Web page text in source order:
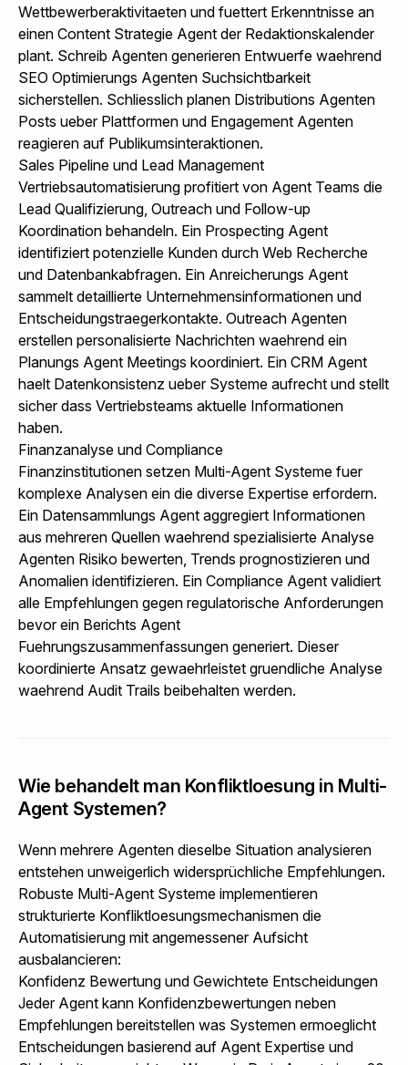
Wettbewerberaktivitaeten und fuettert Erkenntnisse an
einen Content Strategie Agent der Redaktionskalender
plant. Schreib Agenten generieren Entwuerfe waehrend
SEO Optimierungs Agenten Suchsichtbarkeit
sicherstellen. Schliesslich planen Distributions Agenten
Posts ueber Plattformen und Engagement Agenten
reagieren auf Publikumsinteraktionen.
Sales Pipeline und Lead Management
Vertriebsautomatisierung profitiert von Agent Teams die
Lead Qualifizierung, Outreach und Follow-up
Koordination behandeln. Ein Prospecting Agent
identifiziert potenzielle Kunden durch Web Recherche
und Datenbankabfragen. Ein Anreicherungs Agent
sammelt detaillierte Unternehmensinformationen und
Entscheidungstraegerkontakte. Outreach Agenten
erstellen personalisierte Nachrichten waehrend ein
Planungs Agent Meetings koordiniert. Ein CRM Agent
haelt Datenkonsistenz ueber Systeme aufrecht und stellt
sicher dass Vertriebsteams aktuelle Informationen
haben.
Finanzanalyse und Compliance
Finanzinstitutionen setzen Multi-Agent Systeme fuer
komplexe Analysen ein die diverse Expertise erfordern.
Ein Datensammlungs Agent aggregiert Informationen
aus mehreren Quellen waehrend spezialisierte Analyse
Agenten Risiko bewerten, Trends prognostizieren und
Anomalien identifizieren. Ein Compliance Agent validiert
alle Empfehlungen gegen regulatorische Anforderungen
bevor ein Berichts Agent
Fuehrungszusammenfassungen generiert. Dieser
koordinierte Ansatz gewaehrleistet gruendliche Analyse
waehrend Audit Trails beibehalten werden.
Wie behandelt man Konfliktloesung in Multi-
Agent Systemen?
Wenn mehrere Agenten dieselbe Situation analysieren
entstehen unweigerlich widersprüchliche Empfehlungen.
Robuste Multi-Agent Systeme implementieren
strukturierte Konfliktloesungsmechanismen die
Automatisierung mit angemessener Aufsicht
ausbalancieren:
Konfidenz Bewertung und Gewichtete Entscheidungen
Jeder Agent kann Konfidenzbewertungen neben
Empfehlungen bereitstellen was Systemen ermoeglicht
Entscheidungen basierend auf Agent Expertise und